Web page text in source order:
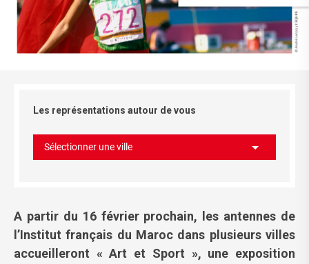
Les représentations autour de vous
Sélectionner une ville
A partir du 16 février prochain, les antennes de
l’Institut français du Maroc dans plusieurs villes
accueilleront « Art et Sport », une exposition